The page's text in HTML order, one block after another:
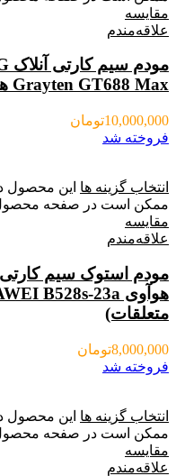
مقایسه
علاقه‌مندم
Grayten GT688 Max همراه با پورت لن RJ45
10,000,000تومان
فروخته شد
انتخاب گزینه ها این محصول
ممکن است در صفحه محصول
مقایسه
علاقه‌مندم
متعلقات)
8,000,000تومان
فروخته شد
انتخاب گزینه ها این محصول
ممکن است در صفحه محصول
مقایسه
علاقه‌مندم